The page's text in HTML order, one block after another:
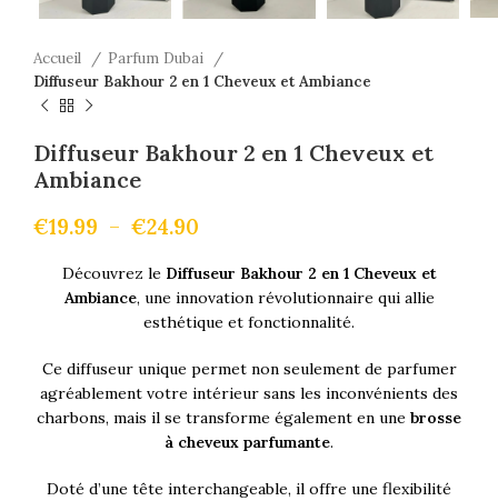
Accueil
Parfum Dubai
Diffuseur Bakhour 2 en 1 Cheveux et Ambiance
Diffuseur Bakhour 2 en 1 Cheveux et
Ambiance
€19.99 – €24.90
Découvrez le Diffuseur Bakhour 2 en 1 Cheveux et
Ambiance, une innovation révolutionnaire qui allie
esthétique et fonctionnalité.
Ce diffuseur unique permet non seulement de parfumer
agréablement votre intérieur sans les inconvénients des
charbons, mais il se transforme également en une brosse
à cheveux parfumante.
Doté d’une tête interchangeable, il offre une flexibilité